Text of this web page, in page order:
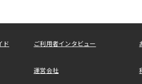
ド ご利用者インタビュー
運営会社